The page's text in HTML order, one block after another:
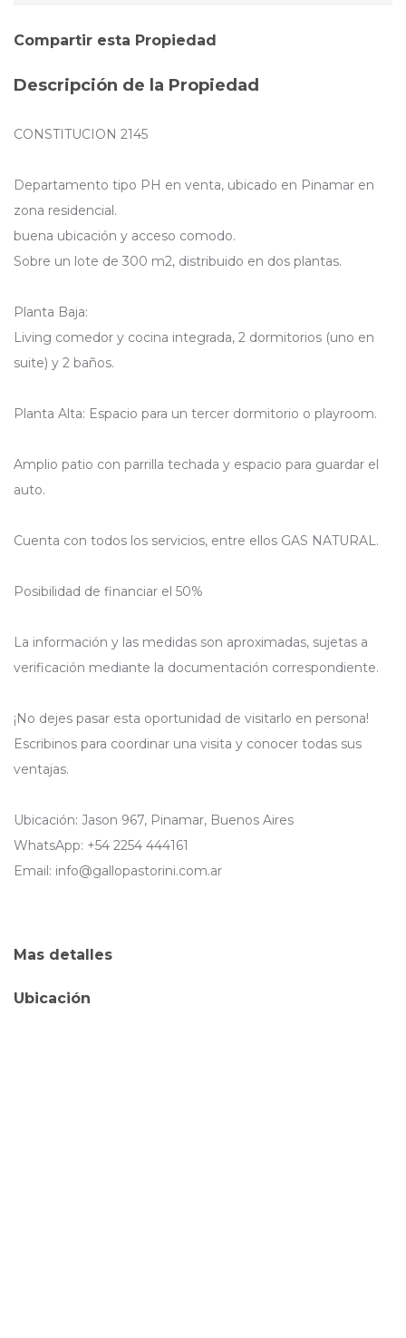
Compartir esta Propiedad
Descripción de la Propiedad
CONSTITUCION 2145
Departamento tipo PH en venta, ubicado en Pinamar en
zona residencial.
buena ubicación y acceso comodo.
Sobre un lote de 300 m2, distribuido en dos plantas.
Planta Baja:
Living comedor y cocina integrada, 2 dormitorios (uno en
suite) y 2 baños.
Planta Alta: Espacio para un tercer dormitorio o playroom.
Amplio patio con parrilla techada y espacio para guardar el
auto.
Cuenta con todos los servicios, entre ellos GAS NATURAL.
Posibilidad de financiar el 50%
La información y las medidas son aproximadas, sujetas a
verificación mediante la documentación correspondiente.
¡No dejes pasar esta oportunidad de visitarlo en persona!
Escribinos para coordinar una visita y conocer todas sus
ventajas.
Ubicación: Jason 967, Pinamar, Buenos Aires
WhatsApp: +54 2254 444161
Email: info@gallopastorini.com.ar
Mas detalles
Ubicación